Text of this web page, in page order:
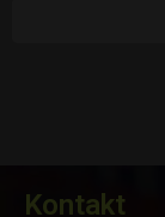
Kontakt